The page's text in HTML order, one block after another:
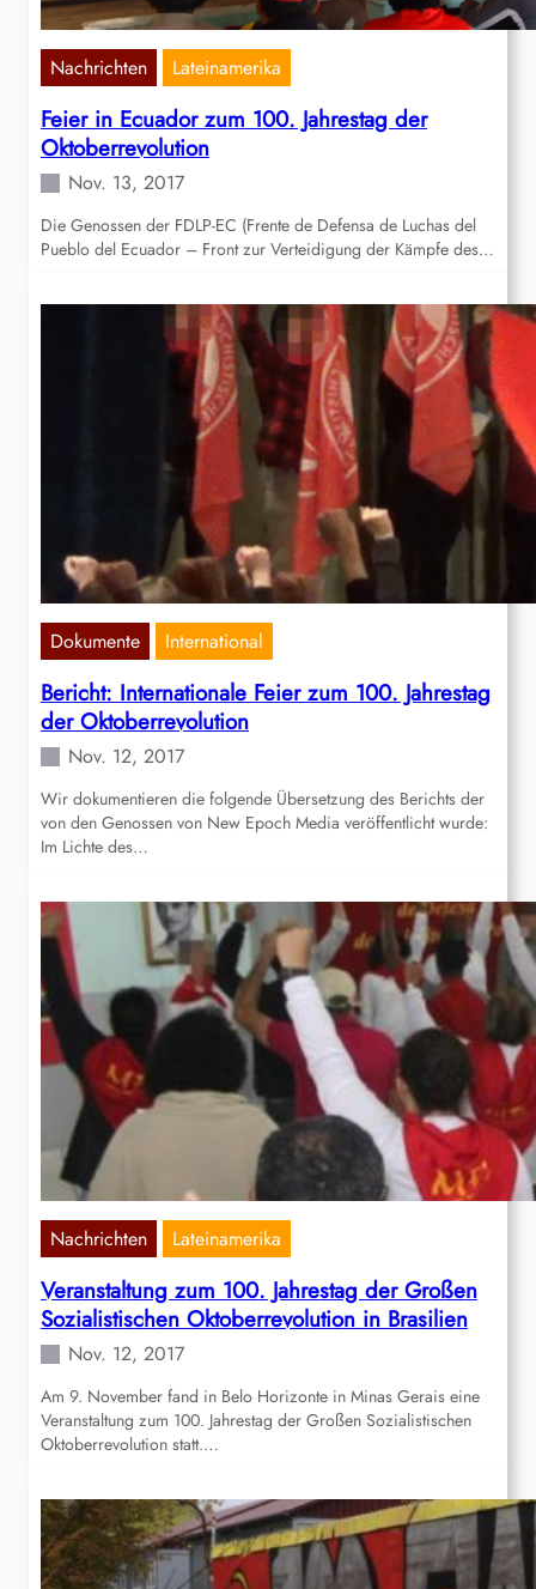
Nachrichten Lateinamerika
Feier in Ecuador zum 100. Jahrestag der
Oktoberrevolution
Nov. 13, 2017
Die Genossen der FDLP-EC (Frente de Defensa de Luchas del
Pueblo del Ecuador – Front zur Verteidigung der Kämpfe des…
Dokumente International
Bericht: Internationale Feier zum 100. Jahrestag
der Oktoberrevolution
Nov. 12, 2017
Wir dokumentieren die folgende Übersetzung des Berichts der
von den Genossen von New Epoch Media veröffentlicht wurde:
Im Lichte des…
Nachrichten Lateinamerika
Veranstaltung zum 100. Jahrestag der Großen
Sozialistischen Oktoberrevolution in Brasilien
Nov. 12, 2017
Am 9. November fand in Belo Horizonte in Minas Gerais eine
Veranstaltung zum 100. Jahrestag der Großen Sozialistischen
Oktoberrevolution statt.…